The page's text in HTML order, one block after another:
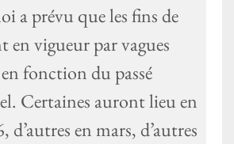
a prévu que les fins de
en vigueur par vagues
en fonction du passé
Certaines auront lieu en
d’autres en mars, d’autres